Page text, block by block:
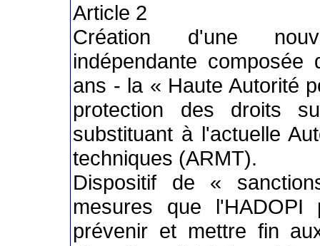
Article 2
Création d'une
indépendante
ans - la « Haute Autorité
protection des droits
substituant à l'actuelle
techniques (ARMT).
Dispositif de «
mesures que
prévenir et mettre fin